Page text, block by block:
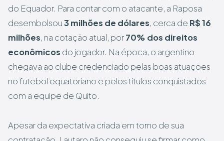
do Equador. Para contar com o atacante, a Raposa
desembolsou3 milhões de dólares, cerca de R$ 16
milhões, na cotação atual, por70% dos direitos
econômicos do jogador. Na época, o argentino
chegava ao clube credenciado pelas boas atuações
no futebol equatoriano e pelos títulos conquistados
com a equipe de Quito.
Apesar da expectativa criada em torno de sua